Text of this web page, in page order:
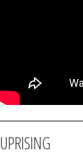
UPRISING